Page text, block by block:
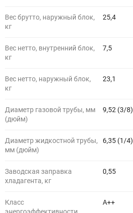
Вес брутто, наружный блок,
кг
25,4
Вес нетто, внутренний блок,
кг
7,5
Вес нетто, наружный блок,
кг
23,1
Диаметр газовой трубы, мм
(дюйм)
9,52 (3/8)
Диаметр жидкостной трубы,
мм (дюйм)
6,35 (1/4)
Заводская заправка
хладагента, кг
0,55
Класс
А++